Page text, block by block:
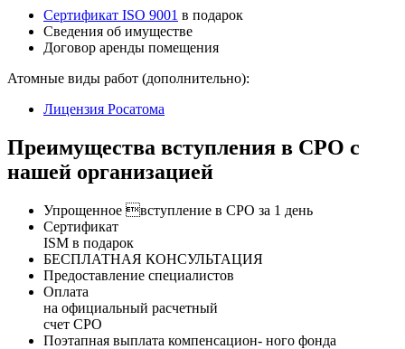
Сертификат ISO 9001 в подарок
Сведения об имуществе
Договор аренды помещения
Атомные виды работ (дополнительно):
Лицензия Росатома
Преимущества вступления в СРО с
нашей организацией
Упрощенное вступление в СРО за 1 день
Сертификат
ISM в подарок
БЕСПЛАТНАЯ КОНСУЛЬТАЦИЯ
Предоставление специалистов
Оплата
на официальный расчетный
счет СРО
Поэтапная выплата компенсацион- ного фонда